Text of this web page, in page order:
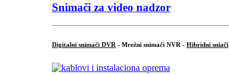
Snimači za video nadzor
Digitalni snimači DVR - Mrežni snimači NVR - Hibridni sniači